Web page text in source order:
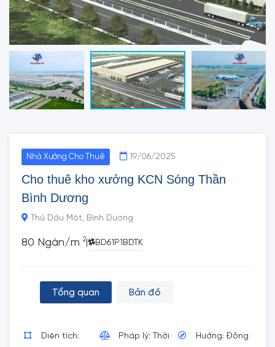
Nhà Xưởng Cho Thuê 19/06/2025
Cho thuê kho xưởng KCN Sóng Thần
Bình Dương
Thủ Dầu Một, Bình Dương
80 Ngàn/m 2 BD61P1BDTK
Tổng quan Bản đồ
Diện tích:
Pháp lý: Thời
Hướng: Đông